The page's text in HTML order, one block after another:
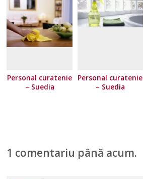
Personal curatenie
– Suedia
Personal curatenie
– Suedia
1 comentariu până acum.